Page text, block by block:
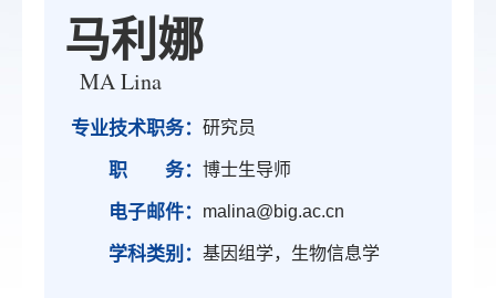
马利娜
MA Lina
专业技术职务： 研究员
职 务： 博士生导师
电子邮件： malina@big.ac.cn
学科类别： 基因组学，生物信息学